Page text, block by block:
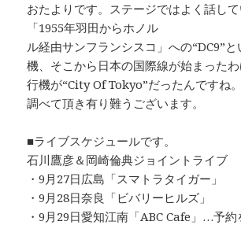
おたよりです。ステージではよく話して
「1955年羽田からホノル
ル経由サンフランシスコ」への“DC9”
機、そこから日本の国際線が始まった
行機が“City Of Tokyo”だったんですね
調べて頂き有り難うございます。
■ライブスケジュールです。
石川鷹彦＆岡崎倫典ジョイントライブ
・9月27日広島「スマトラタイガー」
・9月28日奈良「ビバリーヒルズ」
・9月29日愛知江南「ABC Cafe」…予